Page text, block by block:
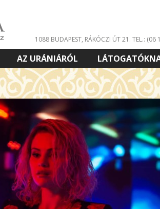
1088 BUDAPEST, RÁKÓCZI ÚT 21. TEL.: (06
AZ URÁNIÁRÓL